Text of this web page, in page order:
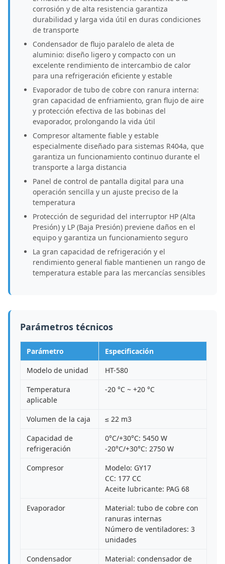
corrosión y de alta resistencia garantiza
durabilidad y larga vida útil en duras condiciones
de transporte
Condensador de flujo paralelo de aleta de
aluminio: diseño ligero y compacto con un
excelente rendimiento de intercambio de calor
para una refrigeración eficiente y estable
Evaporador de tubo de cobre con ranura interna:
gran capacidad de enfriamiento, gran flujo de aire
y protección efectiva de las bobinas del
evaporador, prolongando la vida útil
Compresor altamente fiable y estable
especialmente diseñado para sistemas R404a, que
garantiza un funcionamiento continuo durante el
transporte a larga distancia
Panel de control de pantalla digital para una
operación sencilla y un ajuste preciso de la
temperatura
Protección de seguridad del interruptor HP (Alta
Presión) y LP (Baja Presión) previene daños en el
equipo y garantiza un funcionamiento seguro
La gran capacidad de refrigeración y el
rendimiento general fiable mantienen un rango de
temperatura estable para las mercancías sensibles
Parámetros técnicos
Parámetro
Especificación
Modelo de unidad
HT-580
Temperatura
aplicable
-20 °C ~ +20 °C
Volumen de la caja
≤ 22 m3
Capacidad de
refrigeración
0°C/+30°C: 5450 W
-20°C/+30°C: 2750 W
Compresor
Modelo: GY17
CC: 177 CC
Aceite lubricante: PAG 68
Evaporador
Material: tubo de cobre con
ranuras internas
Número de ventiladores: 3
unidades
Condensador
Material: condensador de